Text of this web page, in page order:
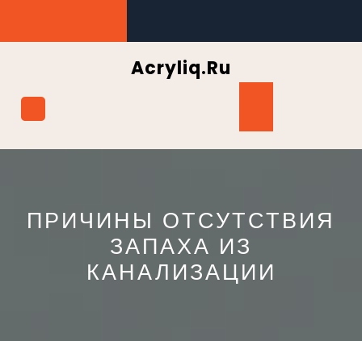
содержимому
Acryliq.ru
ПРИЧИНЫ ОТСУТСТВИЯ
ЗАПАХА ИЗ
КАНАЛИЗАЦИИ